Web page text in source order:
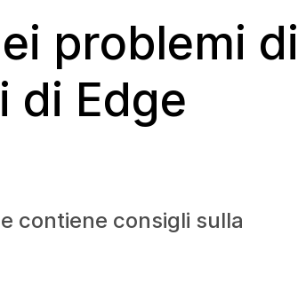
problemi di
di Edge
contiene consigli sulla